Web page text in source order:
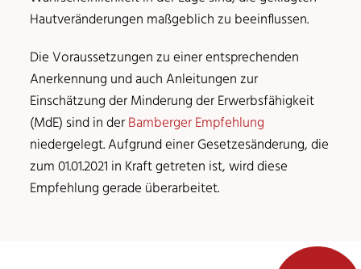
Hautveränderungen maßgeblich zu beeinflussen.
Die Voraussetzungen zu einer entsprechenden
Anerkennung und auch Anleitungen zur
Einschätzung der Minderung der Erwerbsfähigkeit
(MdE) sind in der Bamberger Empfehlung
niedergelegt. Aufgrund einer Gesetzesänderung, die
zum 01.01.2021 in Kraft getreten ist, wird diese
Empfehlung gerade überarbeitet.